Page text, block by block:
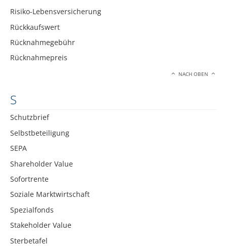
Risiko-Lebensversicherung
Rückkaufswert
Rücknahmegebühr
Rücknahmepreis
NACH OBEN
S
Schutzbrief
Selbstbeteiligung
SEPA
Shareholder Value
Sofortrente
Soziale Marktwirtschaft
Spezialfonds
Stakeholder Value
Sterbetafel